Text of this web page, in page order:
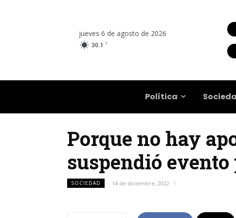
jueves 6 de agosto de 2026
30.1 C
Política
Porque no hay
suspendió
SOCIEDAD 14 de diciembre, 2022